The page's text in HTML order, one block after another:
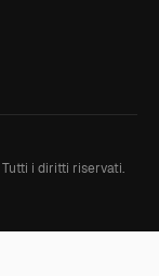
Tutti i diritti riservati.